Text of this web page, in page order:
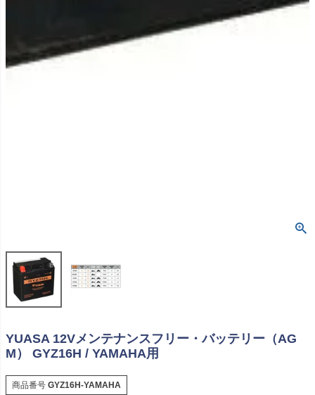
YUASA 12Vメンテナンスフリー・バッテリー（AG
M） GYZ16H / YAMAHA用
商品番号 GYZ16H-YAMAHA